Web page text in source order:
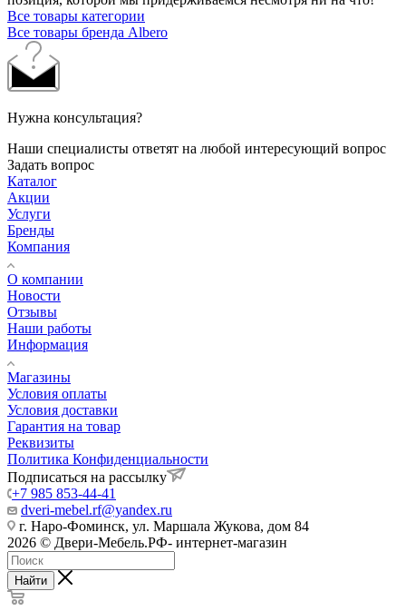
Все товары категории
Все товары бренда Albero
Нужна консультация?
Наши специалисты ответят на любой интересующий вопрос
Задать вопрос
Каталог
Акции
Услуги
Бренды
Компания
О компании
Новости
Отзывы
Наши работы
Информация
Магазины
Условия оплаты
Условия доставки
Гарантия на товар
Реквизиты
Политика Конфиденциальности
Подписаться на рассылку
+7 985 853-44-41
dveri-mebel.rf@yandex.ru
г. Наро-Фоминск, ул. Маршала Жукова, дом 84
2026 © Двери-Мебель.РФ- интернет-магазин
Найти